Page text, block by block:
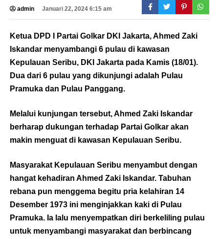
admin Januari 22, 2024 6:15 am
Ketua DPD I Partai Golkar DKI Jakarta, Ahmed Zaki
Iskandar menyambangi 6 pulau di kawasan
Kepulauan Seribu, DKI Jakarta pada Kamis (18/01).
Dua dari 6 pulau yang dikunjungi adalah Pulau
Pramuka dan Pulau Panggang.
Melalui kunjungan tersebut, Ahmed Zaki Iskandar
berharap dukungan terhadap Partai Golkar akan
makin menguat di kawasan Kepulauan Seribu.
Masyarakat Kepulauan Seribu menyambut dengan
hangat kehadiran Ahmed Zaki Iskandar. Tabuhan
rebana pun menggema begitu pria kelahiran 14
Desember 1973 ini menginjakkan kaki di Pulau
Pramuka. Ia lalu menyempatkan diri berkeliling pulau
untuk menyambangi masyarakat dan berbincang